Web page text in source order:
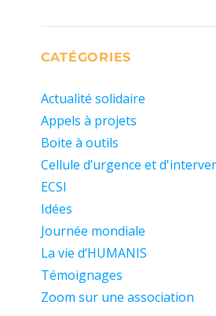
CATÉGORIES
Actualité solidaire
Appels à projets
Boite à outils
Cellule d’urgence et
ECSI
Idées
Journée mondiale
La vie d’HUMANIS
Témoignages
Zoom sur une association